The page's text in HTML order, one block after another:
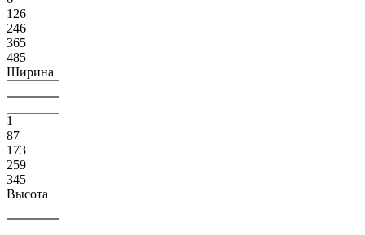
126
246
365
485
Ширина
1
87
173
259
345
Высота